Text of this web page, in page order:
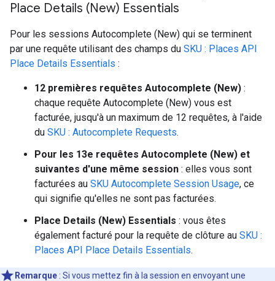
Place Details (New) Essentials
Pour les sessions Autocomplete (New) qui se terminent
par une requête utilisant des champs du SKU : Places API
Place Details Essentials :
12 premières requêtes Autocomplete (New) :
chaque requête Autocomplete (New) vous est
facturée, jusqu'à un maximum de 12 requêtes, à l'aide
du SKU : Autocomplete Requests.
Pour les 13e requêtes Autocomplete (New) et
suivantes d'une même session : elles vous sont
facturées au SKU Autocomplete Session Usage, ce
qui signifie qu'elles ne sont pas facturées.
Place Details (New) Essentials : vous êtes
également facturé pour la requête de clôture au SKU :
Places API Place Details Essentials.
Remarque : Si vous mettez fin à la session en envoyant une